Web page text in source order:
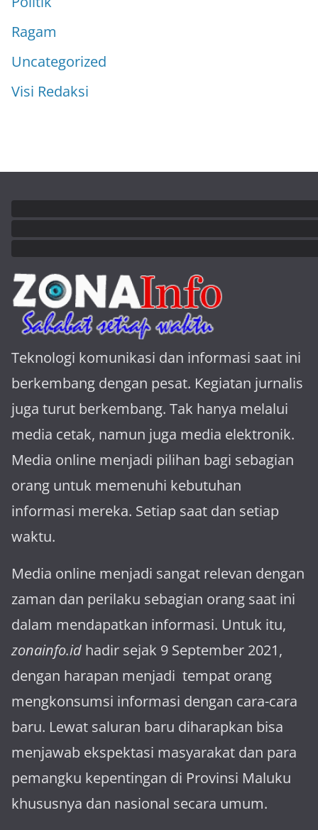
Ragam
Uncategorized
Visi Redaksi
Teknologi komunikasi dan informasi saat ini
berkembang dengan pesat. Kegiatan jurnalis
juga turut berkembang. Tak hanya melalui
media cetak, namun juga media elektronik.
Media online menjadi pilihan bagi sebagian
orang untuk memenuhi kebutuhan
informasi mereka. Setiap saat dan setiap
waktu.
Media online menjadi sangat relevan dengan
za­man dan perilaku sebagian orang saat ini
dalam mendapatkan informasi. Untuk itu,
zonainfo.id hadir sejak 9 September 2021,
dengan harapan menjadi tem­pat orang
mengkonsumsi informasi dengan cara-cara
baru. Lewat sa­luran ba­ru diharapkan bisa
menja­wab ekspektasi masya­rakat dan para
pemangku kepen­tingan di Provinsi Maluku
khususnya dan nasional secara umum.